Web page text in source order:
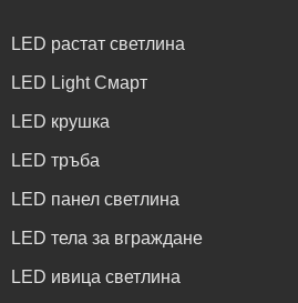
LED растат светлина
LED Light Смарт
LED крушка
LED тръба
LED панел светлина
LED тела за вграждане
LED ивица светлина